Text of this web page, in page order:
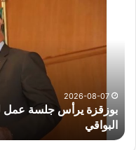
لدراسة
الري
بولاية
البواقي
2026-08-07
بوزقزة يرأس جلسة عمل
البواقي